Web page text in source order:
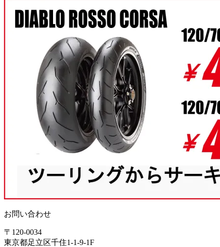
お問い合わせ
〒120-0034
東京都足立区千住1-1-9-1F